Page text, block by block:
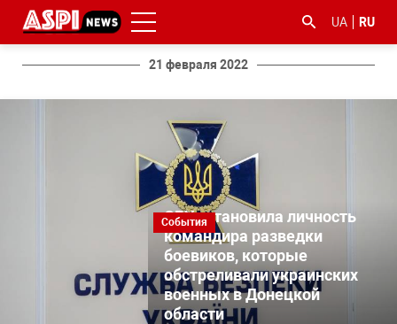
UA RU
21 февраля 2022
События
СБУ установила личность
командира разведки
боевиков, которые
обстреливали украинских
военных в Донецкой
области
#гфс #Киев #коронавірус